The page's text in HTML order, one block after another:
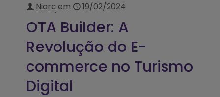
Niara em 19/02/2024
OTA Builder: A
Revolução do E-
commerce no Turismo
Digital